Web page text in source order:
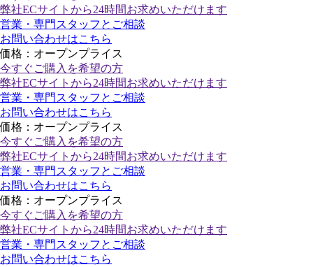
弊社ECサイトから24時間お求めいただけます
営業・専門スタッフとご相談
お問い合わせはこちら
価格：オープンプライス
今すぐご購入 を希望の方
弊社ECサイトから24時間お求めいただけます
営業・専門スタッフとご相談
お問い合わせはこちら
価格：オープンプライス
今すぐご購入 を希望の方
弊社ECサイトから24時間お求めいただけます
営業・専門スタッフとご相談
お問い合わせはこちら
価格：オープンプライス
今すぐご購入 を希望の方
弊社ECサイトから24時間お求めいただけます
営業・専門スタッフとご相談
お問い合わせはこちら